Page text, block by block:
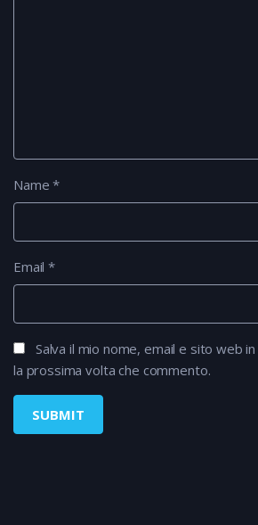
Name*
Email*
Salva il mio nome, email e sito web
la prossima volta che commento.